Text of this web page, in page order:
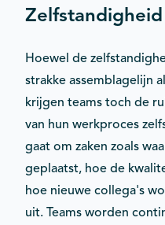
Hoewel de
strakke assemblagelijn
krijgen teams toch de
van hun werkproces
gaat om zaken zoals
geplaatst, hoe de
hoe nieuwe collega's
uit. Teams worden